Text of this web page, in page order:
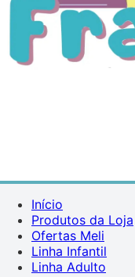
Início
Produtos da Loja
Ofertas Meli
Linha Infantil
Linha Adulto